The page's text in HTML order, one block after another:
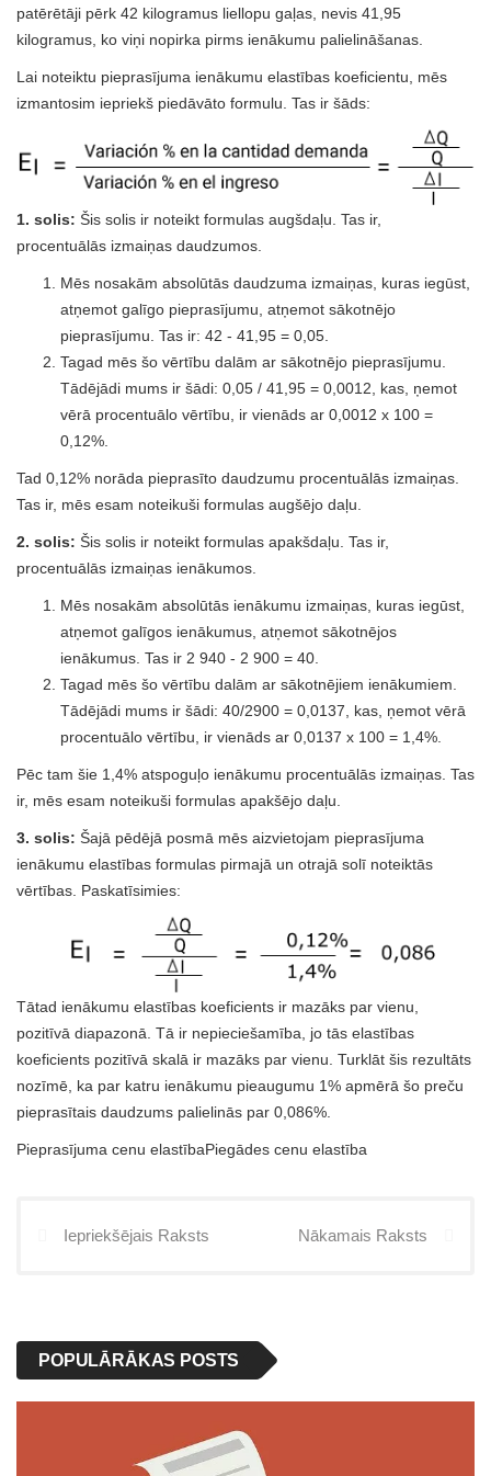
patērētāji pērk 42 kilogramus liellopu gaļas, nevis 41,95
kilogramus, ko viņi nopirka pirms ienākumu palielināšanas.
Lai noteiktu pieprasījuma ienākumu elastības koeficientu, mēs
izmantosim iepriekš piedāvāto formulu. Tas ir šāds:
1. solis: Šis solis ir noteikt formulas augšdaļu. Tas ir,
procentuālās izmaiņas daudzumos.
Mēs nosakām absolūtās daudzuma izmaiņas, kuras iegūst,
atņemot galīgo pieprasījumu, atņemot sākotnējo
pieprasījumu. Tas ir: 42 - 41,95 = 0,05.
Tagad mēs šo vērtību dalām ar sākotnējo pieprasījumu.
Tādējādi mums ir šādi: 0,05 / 41,95 = 0,0012, kas, ņemot
vērā procentuālo vērtību, ir vienāds ar 0,0012 x 100 =
0,12%.
Tad 0,12% norāda pieprasīto daudzumu procentuālās izmaiņas.
Tas ir, mēs esam noteikuši formulas augšējo daļu.
2. solis: Šis solis ir noteikt formulas apakšdaļu. Tas ir,
procentuālās izmaiņas ienākumos.
Mēs nosakām absolūtās ienākumu izmaiņas, kuras iegūst,
atņemot galīgos ienākumus, atņemot sākotnējos
ienākumus. Tas ir 2 940 - 2 900 = 40.
Tagad mēs šo vērtību dalām ar sākotnējiem ienākumiem.
Tādējādi mums ir šādi: 40/2900 = 0,0137, kas, ņemot vērā
procentuālo vērtību, ir vienāds ar 0,0137 x 100 = 1,4%.
Pēc tam šie 1,4% atspoguļo ienākumu procentuālās izmaiņas. Tas
ir, mēs esam noteikuši formulas apakšējo daļu.
3. solis: Šajā pēdējā posmā mēs aizvietojam pieprasījuma
ienākumu elastības formulas pirmajā un otrajā solī noteiktās
vērtības. Paskatīsimies:
Tātad ienākumu elastības koeficients ir mazāks par vienu,
pozitīvā diapazonā. Tā ir nepieciešamība, jo tās elastības
koeficients pozitīvā skalā ir mazāks par vienu. Turklāt šis rezultāts
nozīmē, ka par katru ienākumu pieaugumu 1% apmērā šo preču
pieprasītais daudzums palielinās par 0,086%.
Pieprasījuma cenu elastībaPiegādes cenu elastība
Iepriekšējais Raksts Nākamais Raksts
POPULĀRĀKAS POSTS